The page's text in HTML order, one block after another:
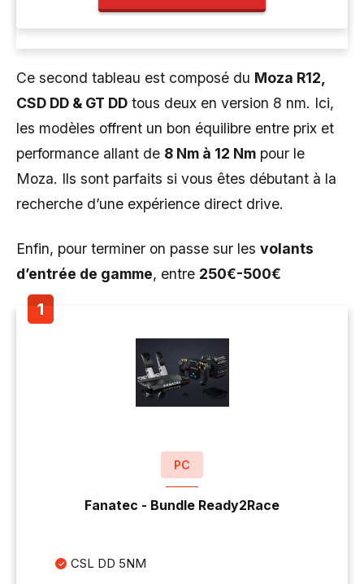
Ce second tableau est composé du Moza R12,
CSD DD & GT DD tous deux en version 8 nm. Ici,
les modèles offrent un bon équilibre entre prix et
performance allant de 8 Nm à 12 Nm pour le
Moza. Ils sont parfaits si vous êtes débutant à la
recherche d’une expérience direct drive.
Enfin, pour terminer on passe sur les volants
d’entrée de gamme, entre 250€-500€
PC
Fanatec - Bundle Ready2Race
CSL DD 5NM